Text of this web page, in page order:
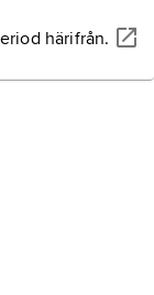
härifrån.